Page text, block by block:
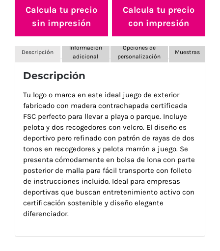
Calcula tu precio
sin impresión
Calcula tu precio
con impresión
Descripción
Información
adicional
Opciones de
personalización
Muestras
Descripción
Tu logo o marca en este ideal juego de exterior
fabricado con madera contrachapada certificada
FSC perfecto para llevar a playa o parque. Incluye
pelota y dos recogedores con velcro. El diseño es
deportivo pero refinado con patrón de rayas de dos
tonos en recogedores y pelota marrón a juego. Se
presenta cómodamente en bolsa de lona con parte
posterior de malla para fácil transporte con folleto
de instrucciones incluido. Ideal para empresas
deportivas que buscan entretenimiento activo con
certificación sostenible y diseño elegante
diferenciador.